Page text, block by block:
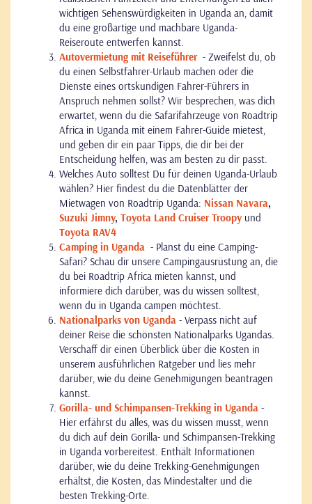
wichtigen Sehenswürdigkeiten in Uganda an, damit
du eine großartige und machbare Uganda-
Reiseroute entwerfen kannst.
Autovermietung mit Reiseführer - Zweifelst du, ob
du einen Selbstfahrer-Urlaub machen oder die
Dienste eines ortskundigen Fahrer-Führers in
Anspruch nehmen sollst? Wir besprechen, was dich
erwartet, wenn du die Safarifahrzeuge von Roadtrip
Africa in Uganda mit einem Fahrer-Guide mietest,
und geben dir ein paar Tipps, die dir bei der
Entscheidung helfen, was am besten zu dir passt.
Welches Auto solltest Du für deinen Uganda-Urlaub
wählen? Hier findest du die Datenblätter der
Mietwagen von Roadtrip Uganda: Nissan Navara,
Suzuki Jimny, Toyota Land Cruiser Troopy und
Toyota RAV4
Camping in Uganda - Planst du eine Camping-
Safari? Schau dir unsere Campingausrüstung an, die
du bei Roadtrip Africa mieten kannst, und
informiere dich darüber, was du wissen solltest,
wenn du in Uganda campen möchtest.
Nationalparks von Uganda - Verpass nicht auf
deiner Reise die schönsten Nationalparks Ugandas.
Verschaff dir einen Überblick über die Kosten in
unserem ausführlichen Ratgeber und lies mehr
darüber, wie du deine Genehmigungen beantragen
kannst.
Gorilla- und Schimpansen-Trekking in Uganda -
Hier erfährst du alles, was du wissen musst, wenn
du dich auf dein Gorilla- und Schimpansen-Trekking
in Uganda vorbereitest. Enthält Informationen
darüber, wie du deine Trekking-Genehmigungen
erhältst, die Kosten, das Mindestalter und die
besten Trekking-Orte.